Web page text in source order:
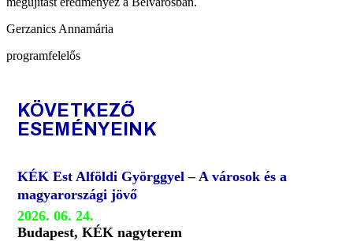
Gerzanics Annamária
programfelelős
KÖVETKEZŐ
ESEMÉNYEINK
KÉK Est Alföldi Györggyel – A városok és a
magyarországi jövő
2026. 06. 24.
Budapest, KÉK nagyterem